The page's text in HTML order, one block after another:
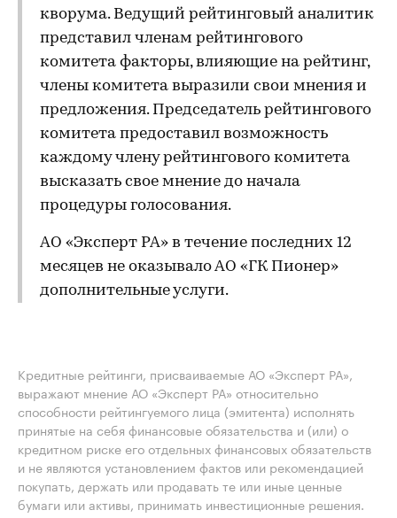
кворума. Ведущий рейтинговый аналитик
представил членам рейтингового
комитета факторы, влияющие на рейтинг,
члены комитета выразили свои мнения и
предложения. Председатель рейтингового
комитета предоставил возможность
каждому члену рейтингового комитета
высказать свое мнение до начала
процедуры голосования.
АО «Эксперт РА» в течение последних 12
месяцев не оказывало АО «ГК Пионер»
дополнительные услуги.
Кредитные рейтинги, присваиваемые АО «Эксперт РА»,
выражают мнение АО «Эксперт РА» относительно
способности рейтингуемого лица (эмитента) исполнять
принятые на себя финансовые обязательства и (или) о
кредитном риске его отдельных финансовых обязательств
и не являются установлением фактов или рекомендацией
покупать, держать или продавать те или иные ценные
бумаги или активы, принимать инвестиционные решения.